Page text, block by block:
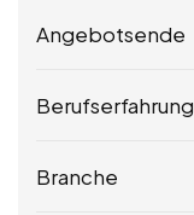
Angebotsende
Berufserfahrung
Branche